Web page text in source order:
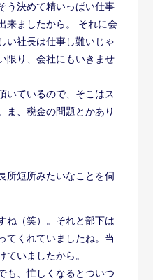
う決めて精いっぱい仕事
来ましたから。 それに会
い社長は仕事し難いじゃ
限り、会社にもいきませ
いているので、そこはス
ま、税金の問題とかあり
所短所みたいなことを伺
ね（笑）。それと部下は
てくれていましたね。当
いましたから。
も、忙しくなるとついつ